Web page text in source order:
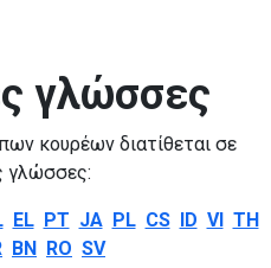
γλώσσες
κουρέων διατίθεται σε
γλώσσες:
EL PT JA PL CS ID VI TH
BN RO SV